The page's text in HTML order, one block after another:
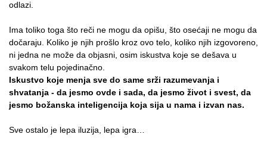
odlazi.
Ima toliko toga što reči ne mogu da opišu, što osećaji ne mogu da
dočaraju. Koliko je njih prošlo kroz ovo telo, koliko njih izgovoreno,
ni jedna ne može da objasni, osim iskustva koje se dešava u
svakom telu pojedinačno.
Iskustvo koje menja sve do same srži razumevanja i
shvatanja - da jesmo ovde i sada, da jesmo život i svest, da
jesmo božanska inteligencija koja sija u nama i izvan nas.
Sve ostalo je lepa iluzija, lepa igra…